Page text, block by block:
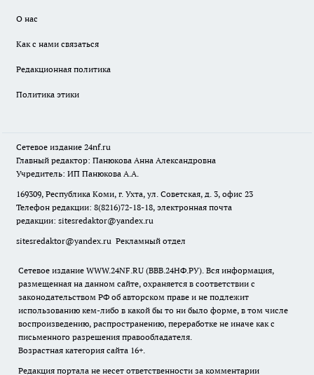
О нас
Как с нами связаться
Редакционная политика
Политика этики
Сетевое издание 24nf.ru
Главный редактор: Панюкова Анна Александровна
Учредитель: ИП Панюкова А.А.
169309, Республика Коми, г. Ухта, ул. Советская, д. 3, офис 23
Телефон редакции: 8(8216)72-18-18, электронная почта
редакции: sitesredaktor@yandex.ru
sitesredaktor@yandex.ru Рекламный отдел
Сетевое издание WWW.24NF.RU (ВВВ.24НФ.РУ). Вся информация,
размещенная на данном сайте, охраняется в соответствии с
законодательством РФ об авторском праве и не подлежит
использованию кем-либо в какой бы то ни было форме, в том числе
воспроизведению, распространению, переработке не иначе как с
письменного разрешения правообладателя.
Возрастная категория сайта 16+.
Редакция портала не несет ответственности за комментарии